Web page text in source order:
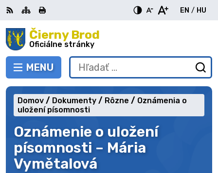
Preskočiť
na
obsah Čierny Brod
Oficiálne stránky
PREPNÚŤ
MENU
RSS MapaTlačiť
EN
English
/ HU
Hľadať:
Oznámenie o uložení
písomnosti – Mária
Vymětalová
Domov Dokumenty Rôzne
Oznámenia o
uložení písomnosti